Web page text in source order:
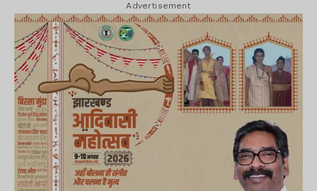
Advertisement